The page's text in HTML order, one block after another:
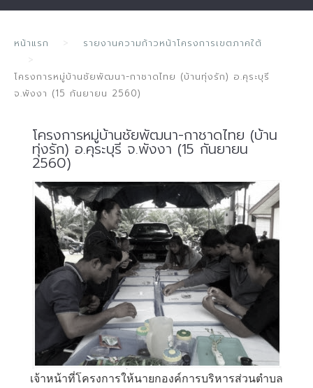
หน้าแรก รายงานความก้าวหน้าโครงการเขตภาคใต้
โครงการหมู่บ้านชัยพัฒนา-กาชาดไทย (บ้านทุ่งรัก) อ.คุระบุรี
จ.พังงา (15 กันยายน 2560)
โครงการหมู่บ้านชัยพัฒนา-กาชาดไทย (บ้าน
ทุ่งรัก) อ.คุระบุรี จ.พังงา (15 กันยายน
2560)
เจ้าหน้าที่โครงการให้นายกองค์การบริหารส่วนตำบล